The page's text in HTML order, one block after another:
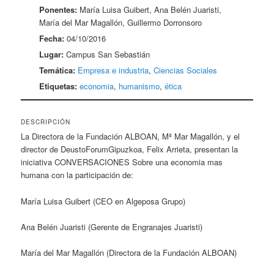
Ponentes: María Luisa Guibert, Ana Belén Juaristi,
María del Mar Magallón, Guillermo Dorronsoro
Fecha: 04/10/2016
Lugar: Campus San Sebastián
Temática: Empresa e industria,Ciencias Sociales
Etiquetas: economia, humanismo,ética
DESCRIPCIÓN
La Directora de la Fundación ALBOAN, Mª Mar Magallón, y el
director de DeustoForumGipuzkoa, Felix Arrieta, presentan la
iniciativa CONVERSACIONES Sobre una economia mas
humana con la participación de:
María Luisa Guibert (CEO en Algeposa Grupo)
Ana Belén Juaristi (Gerente de Engranajes Juaristi)
María del Mar Magallón (Directora de la Fundación ALBOAN)